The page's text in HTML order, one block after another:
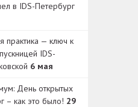
в IDS-Петербург
практика — ключ к
IDS-
6 мая
День открытых
– как это было! 29